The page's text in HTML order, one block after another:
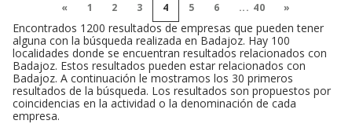
« 1 2 3 4 5 6 ... 40 »
Encontrados 1200 resultados de empresas que pueden tener
alguna con la búsqueda realizada en Badajoz. Hay 100
localidades donde se encuentran resultados relacionados con
Badajoz. Estos resultados pueden estar relacionados con
Badajoz. A continuación le mostramos los 30 primeros
resultados de la búsqueda. Los resultados son propuestos por
coincidencias en la actividad o la denominación de cada
empresa.